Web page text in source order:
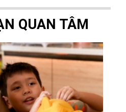
QUAN TÂM